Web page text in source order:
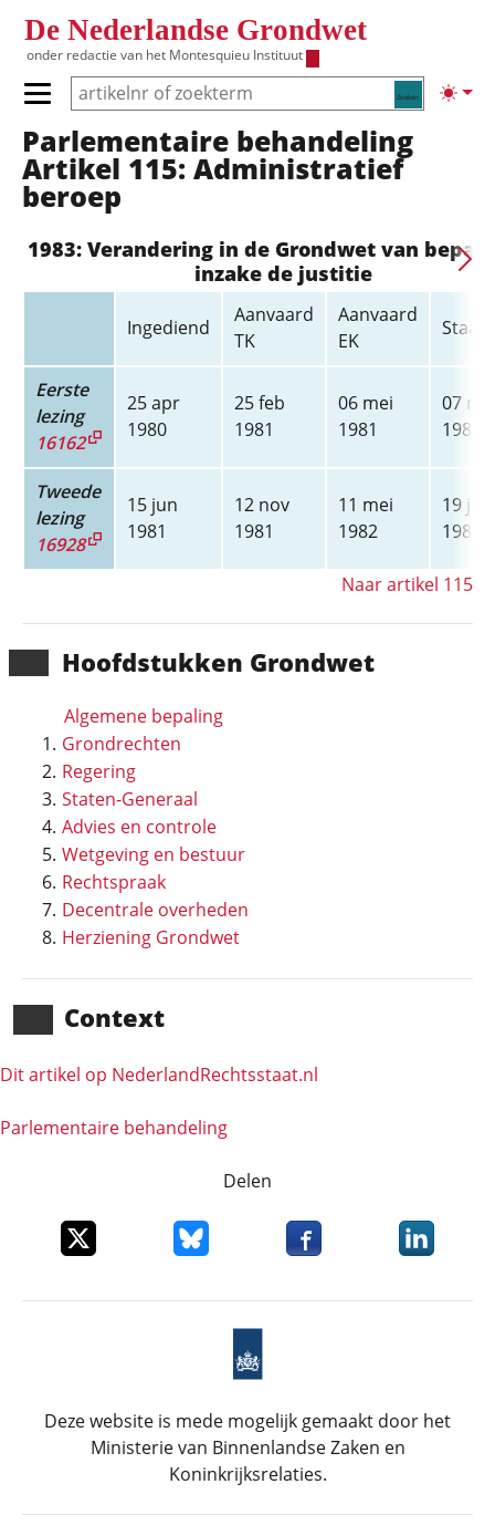
De Nederlandse Grondwet
onder redactie van het Montesquieu Instituut
Zoeken
Primair menu tonen/verbergen
Hoofdnavigatie
Hoofd­stukken Grondwet
Algemene bepaling
Grondrechten
Regering
Staten-Generaal
Advies en controle
Wetgeving en bestuur
Rechtspraak
Decentrale overheden
Herziening Grondwet
Context
Dit artikel op NederlandRechts­staat.nl
Parlementaire behandeling
Parlementaire behandeling
Artikel 115: Administratief
beroep
1983: Verandering in de Grondwet van
inzake de justitie
Ingediend
Aanvaard
TK
Aanvaard
EK
Eerste
lezing
16162
25 apr
1980
25 feb
1981
06 mei
1981
07
1981
Tweede
lezing
16928
15 jun
1981
12 nov
1981
11 mei
1982
19 jan
1983
Naar artikel 115
Delen
Deel dit item op XDeel dit item op Bluesky
Deel dit item opDeel dit
Deze website is mede mogelijk gemaakt door het
Ministerie van Binnenlandse Zaken en
Koninkrijksrelaties.